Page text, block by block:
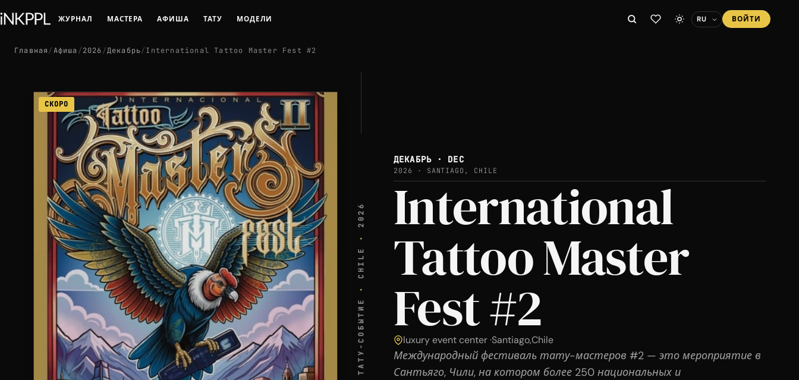
ЖУРНАЛ МАСТЕРА АФИША ТАТУ МОДЕЛИ ВОЙТИ
Главная/Афиша /2026/Декабрь/International Tattoo Master Fest #2
СКОРО
ТАТУ-СОБЫТИЕ
·
CHILE
·
2026
ДЕКАБРЬ · DEC
2026 · SANTIAGO, CHILE
International
Tattoo Master
Fest #2
luxury event center ·Santiago,Chile
Международный фестиваль тату-мастеров #2 — это мероприятие в
Сантьяго, Чили, на котором более 250 национальных и